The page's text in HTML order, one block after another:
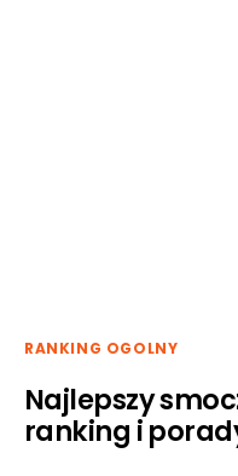
RANKING OGOLNY
Najlepszy
ranking i